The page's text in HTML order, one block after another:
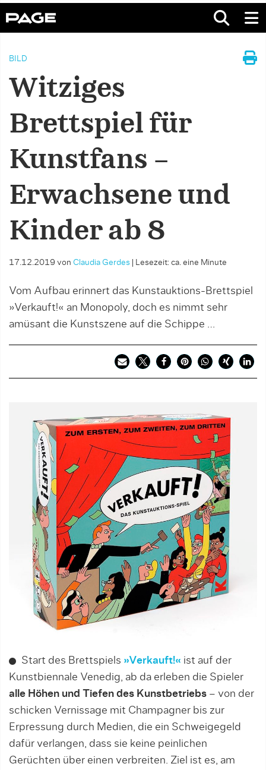
BILD
Witziges
Brettspiel für
Kunstfans –
Erwachsene und
Kinder ab 8
17.12.2019 von Claudia Gerdes Lesezeit: ca. eine Minute
Vom Aufbau erinnert das Kunstauktions-Brettspiel
»Verkauft!« an Monopoly, doch es nimmt sehr
amüsant die Kunstszene auf die Schippe …
Start des Brettspiels »Verkauft!« ist auf der
Kunstbiennale Venedig, ab da erleben die Spieler
alle Höhen und Tiefen des Kunstbetriebs – von der
schicken Vernissage mit Champagner bis zur
Erpressung durch Medien, die ein Schweigegeld
dafür verlangen, dass sie keine peinlichen
Gerüchten über einen verbreiten. Ziel ist es, am